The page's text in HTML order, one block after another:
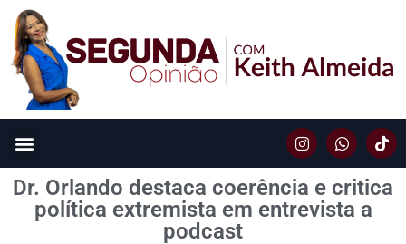
Dr. Orlando destaca coerência e critica
política extremista em entrevista a
podcast